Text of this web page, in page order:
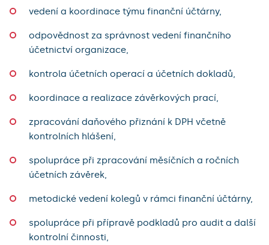
vedení a koordinace týmu finanční účtárny,
odpovědnost za správnost vedení finančního
účetnictví organizace,
kontrola účetních operací a účetních dokladů,
koordinace a realizace závěrkových prací,
zpracování daňového přiznání k DPH včetně
kontrolních hlášení,
spolupráce při zpracování měsíčních a ročních
účetních závěrek,
metodické vedení kolegů v rámci finanční účtárny,
spolupráce při přípravě podkladů pro audit a další
kontrolní činnosti,